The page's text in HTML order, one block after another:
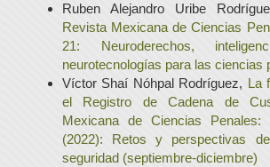
Ruben Alejandro Uribe
Revista Mexicana de Ciencias
21: Neuroderechos,
neurotecnologías para las ciencias
Víctor Shaí Nóhpal Rodríguez, La
el Registro de Cadena de
Mexicana de Ciencias
(2022): Retos y perspectivas
seguridad (septiembre-diciembre)